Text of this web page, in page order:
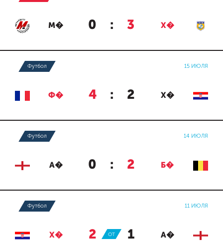
М� 0 : 3 Х�
Футбол 15 ИЮЛЯ
Ф� 4 : 2 Х�
Футбол 14 ИЮЛЯ
А� 0 : 2 Б�
Футбол 11 ИЮЛЯ
Х� 2 : 1 А�
ОТ